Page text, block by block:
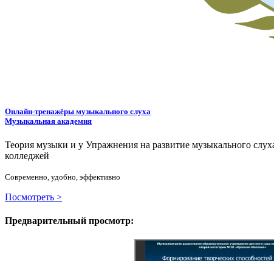
Онлайн-тренажёры музыкального слуха
Музыкальная академия
Теория музыки и у Упражнения на развитие музыкального
колледжей
Современно, удобно, эффективно
Посмотреть >
Предварительный просмотр: